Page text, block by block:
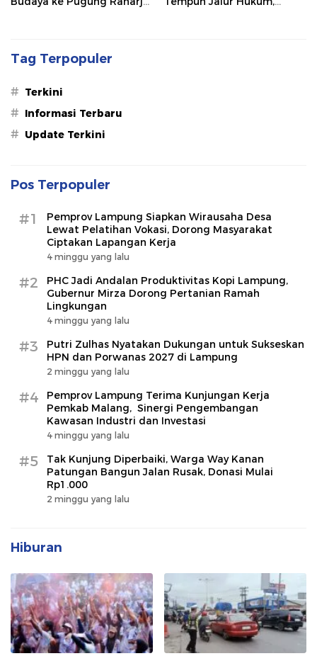
Tag Terpopuler
# Terkini
# Informasi Terbaru
# Update Terkini
Pos Terpopuler
#1
Pemprov Lampung Siapkan Wirausaha Desa
Lewat Pelatihan Vokasi, Dorong Masyarakat
Ciptakan Lapangan Kerja
4 minggu yang lalu
#2
PHC Jadi Andalan Produktivitas Kopi Lampung,
Gubernur Mirza Dorong Pertanian Ramah
Lingkungan
4 minggu yang lalu
#3
Putri Zulhas Nyatakan Dukungan untuk Sukseskan
HPN dan Porwanas 2027 di Lampung
2 minggu yang lalu
#4
Pemprov Lampung Terima Kunjungan Kerja
Pemkab Malang, Sinergi Pengembangan
Kawasan Industri dan Investasi
4 minggu yang lalu
#5
Tak Kunjung Diperbaiki, Warga Way Kanan
Patungan Bangun Jalan Rusak, Donasi Mulai
Rp1.000
2 minggu yang lalu
Hiburan